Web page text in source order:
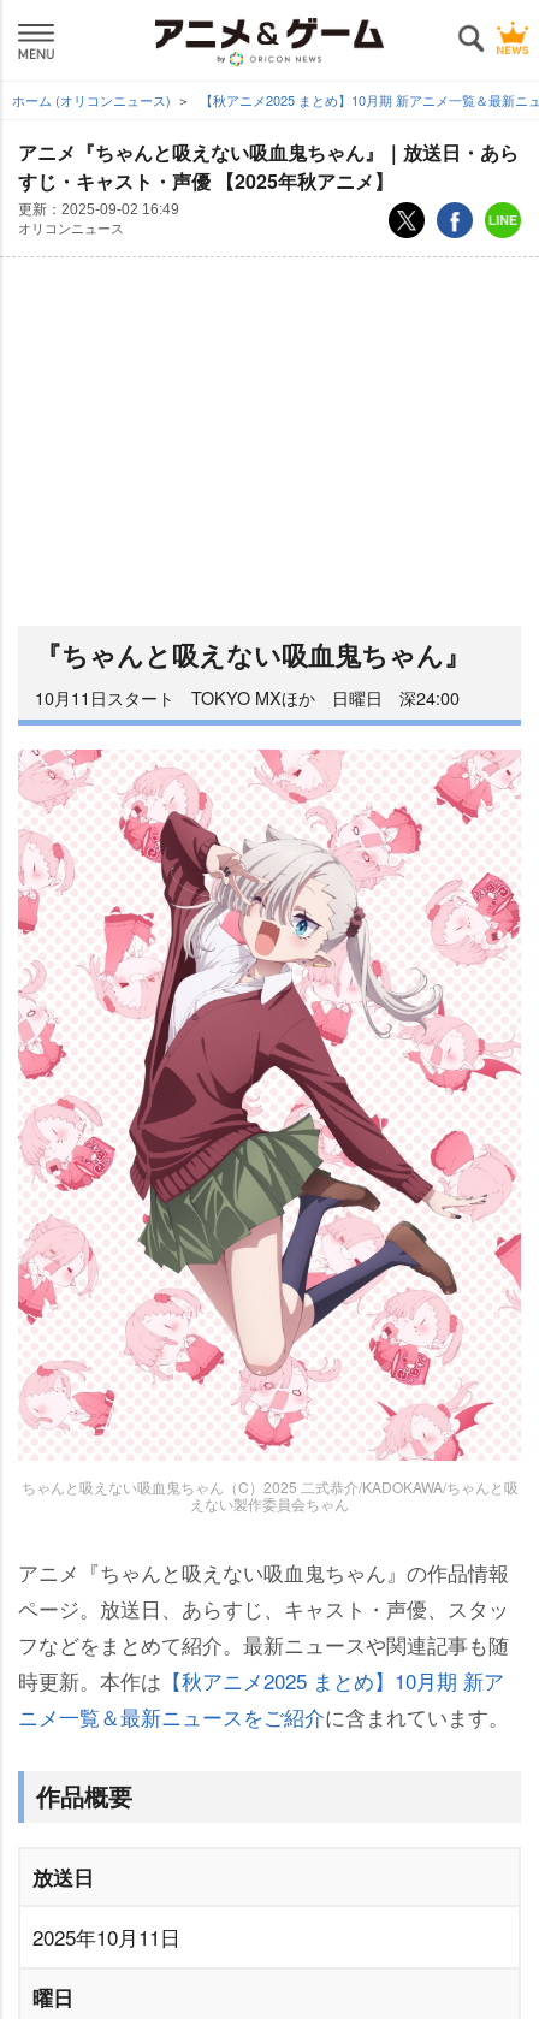
ホーム (オリコンニュース) 【秋アニメ2025 まとめ】10月期 新アニメ一覧＆最新ニ
アニメ『ちゃんと吸えない吸血鬼ちゃん』｜放送日・あら
すじ・キャスト・声優 【2025年秋アニメ】
更新： 2025-09-02 16:49
オリコンニュース
『ちゃんと吸えない吸血鬼ちゃん』
10月11日スタート TOKYO MXほか 日曜日 深24:00
ちゃんと吸えない吸血鬼ちゃん（C）2025 二式恭介/KADOKAWA/ちゃんと吸
えない製作委員会ちゃん
アニメ『ちゃんと吸えない吸血鬼ちゃん』の作品情報
ページ。放送日、あらすじ、キャスト・声優、スタッ
フなどをまとめて紹介。最新ニュースや関連記事も随
時更新。本作は 【秋アニメ2025 まとめ】10月期 新ア
ニメ一覧＆最新ニュースをご紹介に含まれています。
作品概要
放送日
2025年10月11日
曜日